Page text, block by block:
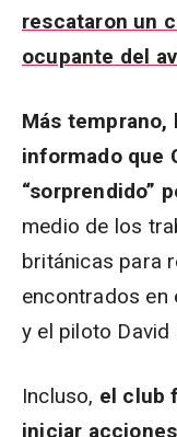
rescataron un
ocupante del
Más temprano,
informado que
“sorprendido”
medio de los
británicas para
encontrados en
y el piloto David
Incluso, el club
iniciar